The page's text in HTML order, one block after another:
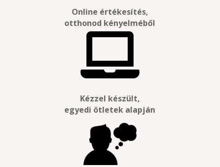
Online értékesítés,
otthonod kényelméből

Kézzel készült,
egyedi ötletek alapján